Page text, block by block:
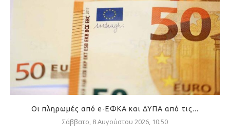
Οι πληρωμές από e-ΕΦΚΑ και ΔΥΠΑ από τις...
Σάββατο, 8 Αυγούστου 2026, 10:50